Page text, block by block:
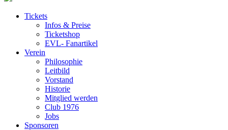
Tickets
Infos & Preise
Ticketshop
EVL- Fanartikel
Verein
Philosophie
Leitbild
Vorstand
Historie
Mitglied werden
Club 1976
Jobs
Sponsoren